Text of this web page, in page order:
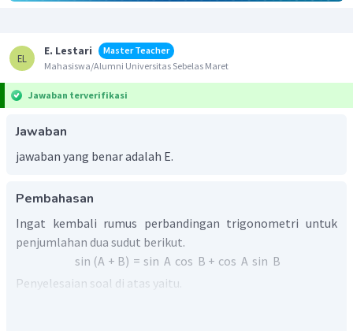
EL
E. Lestari
Master Teacher
Mahasiswa/Alumni Universitas Sebelas Maret
Jawaban terverifikasi
Jawaban
jawaban yang benar adalah E.
Pembahasan
Ingat kembali rumus perbandingan trigonometri untuk
penjumlahan dua sudut berikut.
sin (A + B) = sin A cos B + cos A sin B
Penyelesaian soal di atas yaitu.